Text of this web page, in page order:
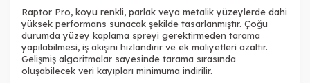
Raptor Pro, koyu renkli, parlak veya metalik yüzeylerde dahi
yüksek performans sunacak şekilde tasarlanmıştır. Çoğu
durumda yüzey kaplama spreyi gerektirmeden tarama
yapılabilmesi, iş akışını hızlandırır ve ek maliyetleri azaltır.
Gelişmiş algoritmalar sayesinde tarama sırasında
oluşabilecek veri kayıpları minimuma indirilir.